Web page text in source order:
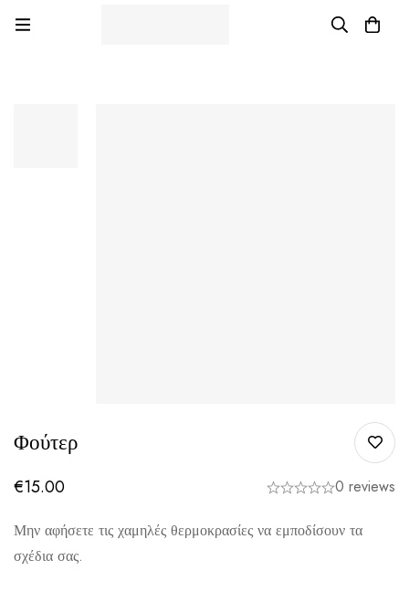
Φούτερ
€15.00 0 reviews
Μην αφήσετε τις χαμηλές θερμοκρασίες να εμποδίσουν τα
σχέδια σας.